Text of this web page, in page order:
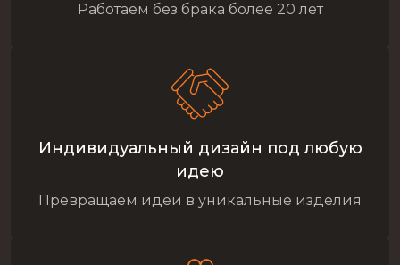
Работаем без брака более 20 лет
Индивидуальный дизайн под любую
идею
Превращаем идеи в уникальные изделия